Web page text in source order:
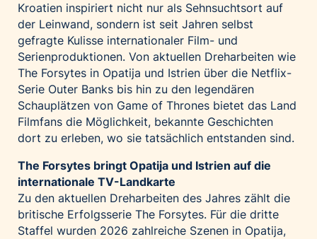
Kroatien inspiriert nicht nur als Sehnsuchtsort auf
der Leinwand, sondern ist seit Jahren selbst
gefragte Kulisse internationaler Film- und
Serienproduktionen. Von aktuellen Dreharbeiten wie
The Forsytes in Opatija und Istrien über die Netflix-
Serie Outer Banks bis hin zu den legendären
Schauplätzen von Game of Thrones bietet das Land
Filmfans die Möglichkeit, bekannte Geschichten
dort zu erleben, wo sie tatsächlich entstanden sind.
The Forsytes bringt Opatija und Istrien auf die
internationale TV-Landkarte
Zu den aktuellen Dreharbeiten des Jahres zählt die
britische Erfolgsserie The Forsytes. Für die dritte
Staffel wurden 2026 zahlreiche Szenen in Opatija,